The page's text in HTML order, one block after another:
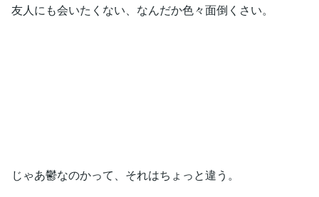
友人にも会いたくない、なんだか色々面倒くさい。
じゃあ鬱なのかって、それはちょっと違う。